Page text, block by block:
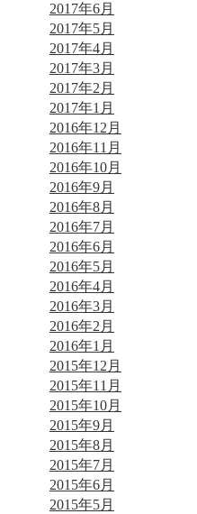
2017年6月
2017年5月
2017年4月
2017年3月
2017年2月
2017年1月
2016年12月
2016年11月
2016年10月
2016年9月
2016年8月
2016年7月
2016年6月
2016年5月
2016年4月
2016年3月
2016年2月
2016年1月
2015年12月
2015年11月
2015年10月
2015年9月
2015年8月
2015年7月
2015年6月
2015年5月